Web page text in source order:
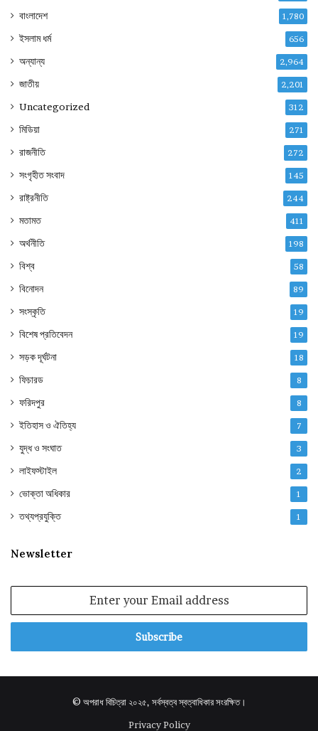
বাংলাদেশ 1,780
ইসলাম ধর্ম 656
অন্যান্য 2,964
জাতীয় 2,201
Uncategorized 312
মিডিয়া 271
রাজনীতি 272
সংগৃহীত সংবাদ 145
রাষ্ট্রনীতি 244
মতামত 411
অর্থনীতি 198
বিশ্ব 58
বিনোদন 89
সংস্কৃতি 19
বিশেষ প্রতিবেদন 19
সড়ক দূর্ঘটনা 18
ফিচারড 8
ফরিদপুর 8
ইতিহাস ও ঐতিহ্য 7
যুদ্ধ ও সংঘাত 3
লাইফস্টাইল 2
ভোক্তা অধিকার 1
তথ্যপ্রযুক্তি 1
Newsletter
Email
© অপরাধ বিচিত্রা ২০২৫, সর্বস্বত্ব স্বত্বাধিকার সংরক্ষিত।
Privacy Policy